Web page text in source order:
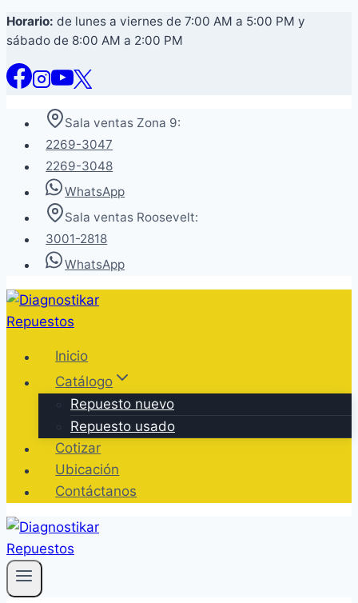
Saltar
al
contenido
Horario: de lunes a viernes de 7:00 AM a 5:00 PM y
sábado de 8:00 AM a 2:00 PM
Sala ventas Zona 9:
2269-3047
2269-3048
WhatsApp
Sala ventas Roosevelt:
3001-2818
WhatsApp
Inicio
Catálogo
Repuesto nuevo
Repuesto usado
Cotizar
Ubicación
Contáctanos